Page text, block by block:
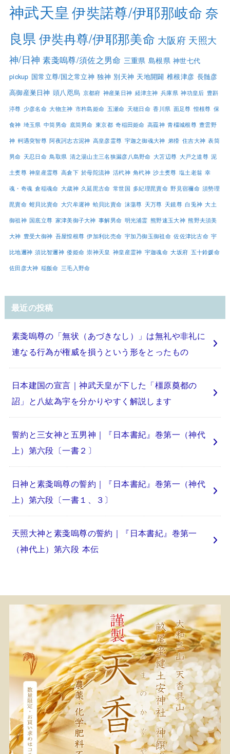
神武天皇 伊奘諾尊/伊耶那岐命 奈
良県 伊奘冉尊/伊耶那美命 大阪府 天照大
神/日神 素戔嗚尊/須佐之男命 三重県 島根県 神世七代
pickup 国常立尊/国之常立神 独神 別天神 天地開闢 椎根津彦 長髄彦
高御産巣日神 頭八咫烏 京都府 神産巣日神 経津主神 兵庫県 神功皇后 豊斟
渟尊 少彦名命 大物主神 市杵島姫命 五瀬命 天穂日命 香川県 面足尊 惶根尊 保
食神 埼玉県 中筒男命 底筒男命 東京都 奇稲田姫命 高龗神 青橿城根尊 豊雲野
神 軻遇突智尊 阿夜訶志古泥神 高皇彦霊尊 宇迦之御魂大神 弟猾 住吉大神 表筒
男命 天忍日命 鳥取県 清之湯山主三名狭漏彦八島野命 大苫辺尊 大戸之道尊 泥
土煑尊 神皇産霊尊 高倉下 於母陀流神 活杙神 角杙神 沙土煑尊 塩土老翁 幸
魂・奇魂 倉稲魂命 大歳神 久延毘古命 常世国 多紀理毘賣命 野見宿禰命 須勢理
毘賣命 蚶貝比賣命 大穴牟遲神 蛤貝比賣命 沫蕩尊 天万尊 天鏡尊 白兎神 大土
御祖神 国底立尊 家津美御子大神 事解男命 明光浦霊 熊野速玉大神 熊野夫須美
大神 豊受大御神 吾屋惶根尊 伊加利比売命 宇加乃御玉御祖命 佐佐津比古命 宇
比地邇神 須比智邇神 倭姫命 崇神天皇 神皇産霊神 宇迦魂命 大坂府 五十鈴媛命
佐田彦大神 稲飯命 三毛入野命
最近の投稿
素戔嗚尊の「無状（あづきなし）」は無礼や非礼に
連なる行為が権威を損うという形をとったもの
日本建国の宣言｜神武天皇が下した「橿原奠都の
詔」と八紘為宇を分かりやすく解説します
誓約と三女神と五男神｜『日本書紀』巻第一（神代
上）第六段〔一書２〕
日神と素戔嗚尊の誓約｜『日本書紀』巻第一（神代
上）第六段〔一書１、３〕
天照大神と素戔嗚尊の誓約｜『日本書紀』巻第一
（神代上）第六段 本伝